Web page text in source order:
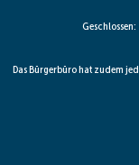
Klicken, um
Geschlossen:
Das Bürgerbüro hat zudem